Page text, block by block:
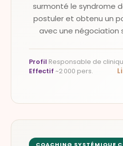
surmonté le syndrome
postuler et obtenu un
avec une négociation
Profil Responsable de
Effectif ~2 000 pers.